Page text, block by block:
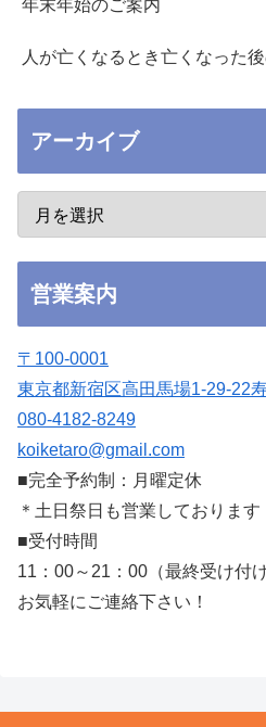
年末年始のご案内
人が亡くなるとき亡くなった
アーカイブ
営業案内
〒100-0001
東京都新宿区高田馬場1-29-22
080-4182-8249
koiketaro@gmail.com
■完全予約制：月曜定休
＊土日祭日も営業しております
■受付時間
11：00～21：00（最終受け付
お気軽にご連絡下さい！